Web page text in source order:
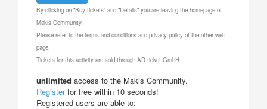
By clicking on "Buy tickets" and "Details" you are leaving the homepage of
Makis Community.
Please refer to the terms and conditions and privacy policy of the other web
page.
Tickets for this activity are sold through AD ticket GmbH.
unlimited access to the Makis Community.
Registerfor free within 10 seconds!
Registered users are able to: